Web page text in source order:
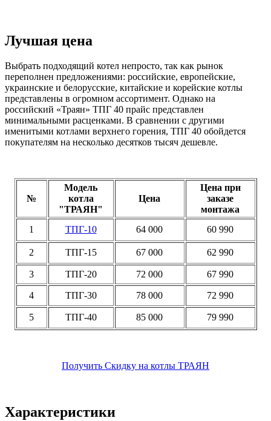
Лучшая цена
Выбрать подходящий котел непросто, так как рынок
переполнен предложениями: российские, европейские,
украинские и белорусские, китайские и корейские котлы
представлены в огромном ассортимент. Однако на
российский «Траян» ТПГ 40 прайс представлен
минимальными расценками. В сравнении с другими
именитыми котлами верхнего горения, ТПГ 40 обойдется
покупателям на несколько десятков тысяч дешевле.
№
Модель
котла
"ТРАЯН"
Цена
Цена при
заказе
монтажа
1
ТПГ-10 64 000 60 990
2 ТПГ-15 67 000 62 990
3 ТПГ-20 72 000 67 990
4 ТПГ-30 78 000 72 990
5 ТПГ-40 85 000 79 990
Получить Скидку на котлы ТРАЯН
Характеристики